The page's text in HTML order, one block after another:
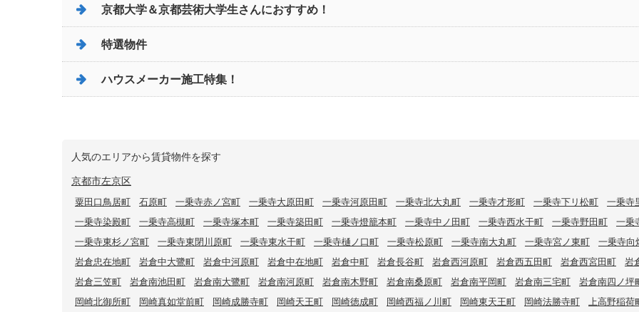
京都大学＆京都芸術大学生さんにおすすめ！
特選物件
ハウスメーカー施工特集！
人気のエリアから賃貸物件を探す
京都市左京区
粟田口鳥居町 石原町 一乗寺赤ノ宮町 一乗寺大原田町 一乗寺河原田町 一乗寺北大丸町 一乗寺才形町 一乗寺下リ松町 一乗寺
一乗寺染殿町
一乗寺高槻町 一乗寺塚本町 一乗寺築田町 一乗寺燈籠本町 一乗寺中ノ田町 一乗寺西水干町 一乗寺野田町 一乗
一乗寺東杉ノ宮町
一乗寺東閉川原町 一乗寺東水干町 一乗寺樋ノ口町 一乗寺松原町 一乗寺南大丸町 一乗寺宮ノ東町 一乗寺向
岩倉忠在地町
岩倉中大鷺町 岩倉中河原町 岩倉中在地町 岩倉中町 岩倉長谷町 岩倉西河原町 岩倉西五田町 岩倉西宮田町 岩
岩倉三笠町
岩倉南池田町 岩倉南大鷺町 岩倉南河原町 岩倉南木野町 岩倉南桑原町 岩倉南平岡町 岩倉南三宅町 岩倉南四ノ坪
岡崎北御所町
岡崎真如堂前町 岡崎成勝寺町 岡崎天王町 岡崎徳成町 岡崎西福ノ川町 岡崎東天王町 岡崎法勝寺町 上高野稲荷